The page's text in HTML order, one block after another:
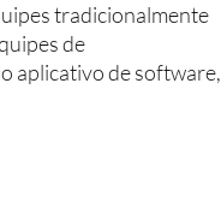
tradicionalmente
de
aplicativo de software,